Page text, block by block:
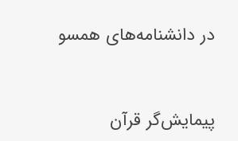
در دانشنامه‌های همسو
پیمایش‌گر قرآن